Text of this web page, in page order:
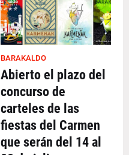
BARAKALDO
Abierto el plazo del
concurso de
carteles de las
fiestas del Carmen
que serán del 14 al